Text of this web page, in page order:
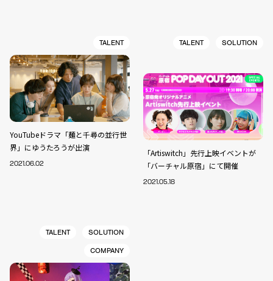
TALENT
YouTubeドラマ「麺と千尋の並行世
界」にゆうたろうが出演
2021.06.02
TALENT SOLUTION
「Artiswitch」先行上映イベントが
「バーチャル原宿」にて開催
2021.05.18
TALENT
SOLUTION
COMPANY